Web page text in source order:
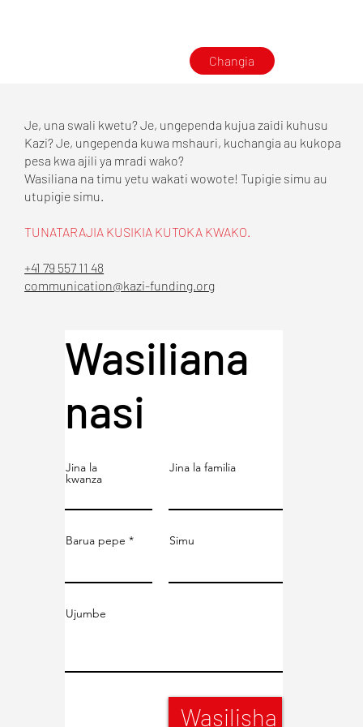
Changia
Wasiliana
nasi
Jina la
kwanza
Jina la familia
Barua pepe Simu
Ujumbe
Wasilisha
Je, una swali kwetu? Je, ungependa kujua zaidi kuhusu
Kazi? Je, ungependa kuwa mshauri, kuchangia au kukopa
pesa kwa ajili ya mradi wako?
Wasiliana na timu yetu wakati wowote! Tupigie simu au
utupigie simu.
TUNATARAJIA KUSIKIA KUTOKA KWAKO.
+41 79 557 11 48
communication@kazi-funding.org